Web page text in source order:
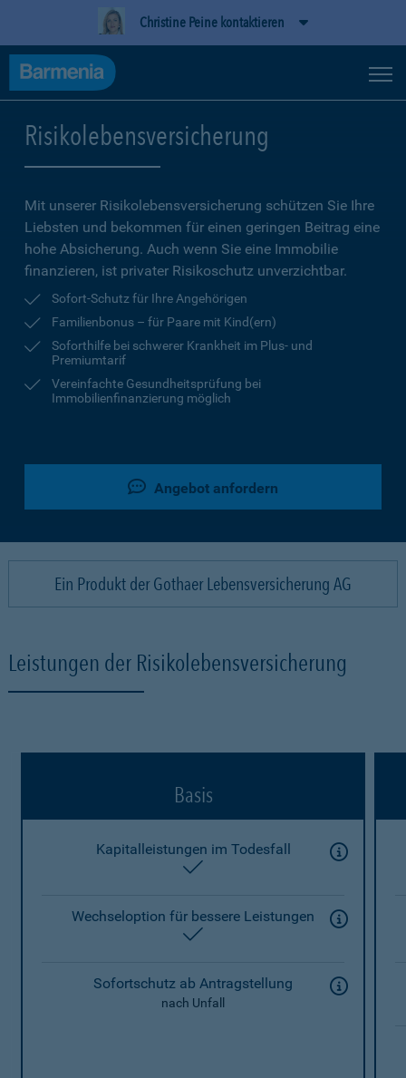
Christine Peine kontaktieren
Risikolebensversicherung
Mit unserer Risikolebensversicherung schützen Sie Ihre
Liebsten und bekommen für einen geringen Beitrag eine
hohe Ab­sicherung. Auch wenn Sie eine Immobilie
finanzieren, ist privater Risikoschutz unverzichtbar.
Sofort-Schutz für Ihre Angehörigen
Familienbonus – für Paare mit Kind(ern)
Soforthilfe bei schwerer Krankheit im Plus- und
Premiumtarif
Vereinfachte Gesundheitsprüfung bei
Immobilienfinanzierung möglich
Angebot anfordern
Ein Produkt der Gothaer Lebensversicherung AG
Leistungen der Risikolebensversicherung
Basis
Kapitalleistungen im Todesfall
Wechseloption für bessere Leistungen
Sofortschutz ab Antragstellung
nach Unfall